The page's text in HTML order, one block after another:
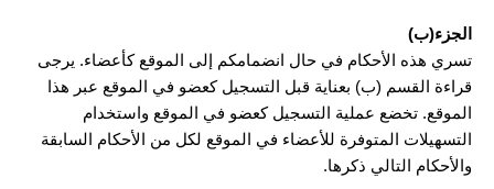
الجزء(ب)
تسري هذه الأحكام في حال انضمامكم إلى الموقع كأعضاء. يرجى
قراءة القسم (ب) بعناية قبل التسجيل كعضو في الموقع عبر هذا
الموقع. تخضع عملية التسجيل كعضو في الموقع واستخدام
التسهيلات المتوفرة للأعضاء في الموقع لكل من الأحكام السابقة
والأحكام التالي ذكرها.